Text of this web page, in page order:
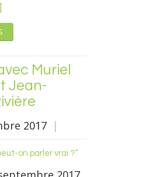
Muriel
Jean-
2017 |
on parler vrai ?”